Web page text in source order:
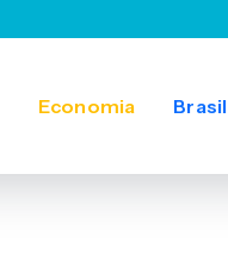
Economia Brasil